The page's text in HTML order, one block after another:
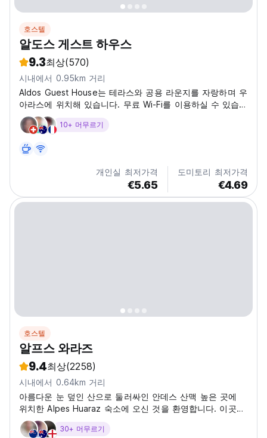
호스텔
알도스 게스트 하우스
9.3최상(570)
시내에서 0.95km 거리
Aldos Guest House는 테라스와 공용 라운지를 자랑하며 우
아라스에 위치해 있습니다. 무료 Wi-Fi를 이용하실 수 있습니
다.
10+ 머무르기
개인실 최저가격
€5.65
도미토리 최저가격
€4.69
호스텔
알프스 와라즈
9.4최상(2258)
시내에서 0.64km 거리
아름다운 눈 덮인 산으로 둘러싸인 안데스 산맥 높은 곳에
위치한 Alpes Huaraz 숙소에 오신 것을 환영합니다. 이곳은
Huaraz에서 모험, 휴식, 파티를 즐기기에 가장 좋은 숙소입
니다. 우리는 1994년에 설립된 가족 운영 기업으로, 그 이후
30+ 머무르기